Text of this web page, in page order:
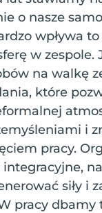
o nasze
wpływa
w zespole.
na walkę
które
i
pracy.
siły i
pracy dbamy